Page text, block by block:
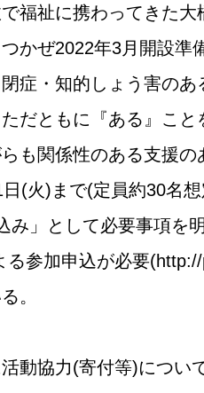
福祉に携わってきた大
かぜ2022年3月開設準
症・知的しょう害の
だともに『ある』こ
も関係性のある支援
(火)まで(定員約30名
み」として必要事項を
る参加申込が必要
。
動協力(寄付等)につい